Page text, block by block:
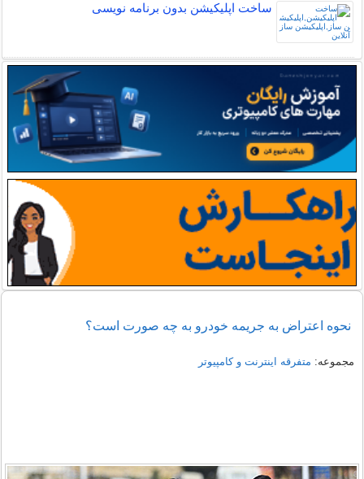
ساخت اپلیکیشن بدون برنامه نویسی
نحوه اعتراض به جریمه خودرو به چه صورت است؟
مجموعه: متفرقه اينترنت و كامپيوتر